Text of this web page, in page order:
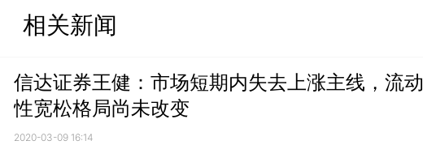
相关新闻
信达证券王健：市场短期内失去上涨主线，流动
性宽松格局尚未改变
2020-03-09 16:14